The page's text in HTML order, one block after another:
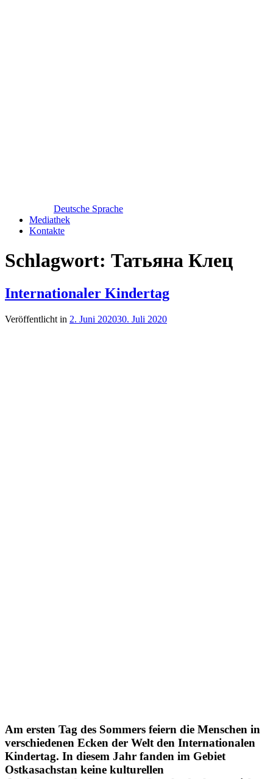
Deutsche Sprache
Mediathek
Kontakte
Schlagwort: Татьяна Клец
Internationaler Kindertag
Veröffentlicht in 2. Juni 202030. Juli 2020
Am ersten Tag des Sommers feiern die Menschen in
verschiedenen Ecken der Welt den Internationalen
Kindertag. In diesem Jahr fanden im Gebiet
Ostkasachstan keine kulturellen